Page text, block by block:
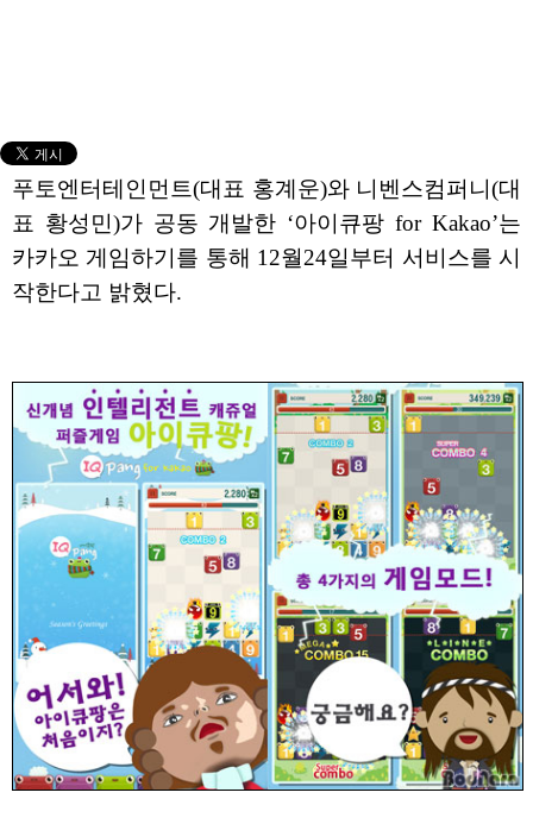
푸토엔터테인먼트(대표 홍계운)와 니벤스컴퍼니(대
표 황성민)가 공동 개발한 ‘아이큐팡 for Kakao’는
카카오 게임하기를 통해 12월24일부터 서비스를 시
작한다고 밝혔다.